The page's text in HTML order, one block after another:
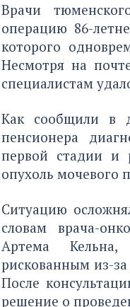
Врачи
операцию 86-
которого
Несмотря на
специалистам
Как сообщили в
пенсионера
первой стадии и
опухоль мочевого
Ситуацию
словам врача-
Артема Кельна,
рискованным из-
После
решение о